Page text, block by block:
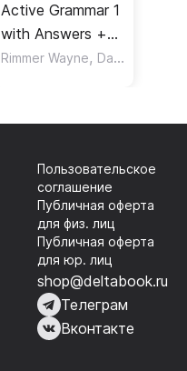
Active Grammar 1
with Answers +
CD / Учебник +
Rimmer Wayne, Davis Fiona
Пользовательское
соглашение
Публичная оферта
для физ. лиц
Публичная оферта
для юр. лиц
shop@deltabook.ru
Телеграм
Вконтакте